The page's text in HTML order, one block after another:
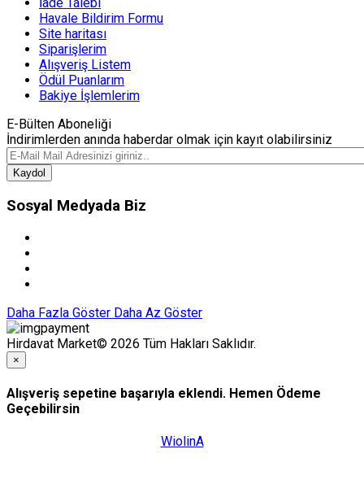
İade Talebi
Havale Bildirim Formu
Site haritası
Siparişlerim
Alışveriş Listem
Ödül Puanlarım
Bakiye İşlemlerim
E-Bülten Aboneliği
İndirimlerden anında haberdar olmak için kayıt olabilirsiniz
Kaydol
Sosyal Medyada Biz
Daha Fazla Göster Daha Az Göster
Hirdavat Market© 2026 Tüm Hakları Saklıdır.
×
Alışveriş sepetine başarıyla eklendi. Hemen Ödeme
Geçebilirsin
WiolinA